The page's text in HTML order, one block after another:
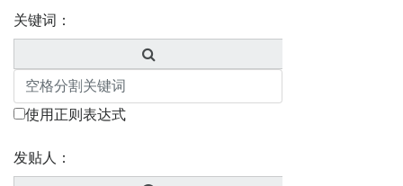
关键词：
使用正则表达式
发贴人：